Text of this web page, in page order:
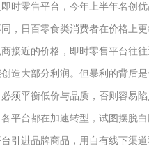
时零售平台，今年上半年名创
，日百零食类消费者在价格上
接近的价格，即时零售平台往
造大部分利润。但暴利的背后
须平衡低价与品质，否则容易陷
平台都在加速转型，试图摆脱
引进品牌商品，用自有线下渠